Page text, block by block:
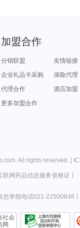
加盟合作
分销联盟
友情链接
企业礼品卡采购
保险代理
代理合作
酒店加盟
更多加盟合作
. All rights reserved. |
联网药品信息服务资格证
息举报电话021-22500846
社会
网